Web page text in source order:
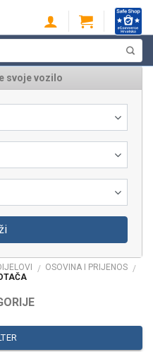
svoje vozilo
/ OSOVINA I PRIJENOS /